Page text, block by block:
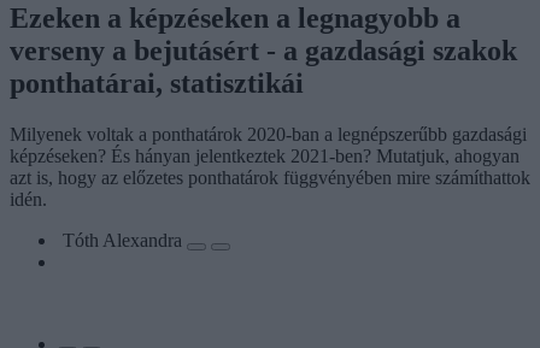
Ezeken a képzéseken a legnagyobb a
verseny a bejutásért - a gazdasági szakok
ponthatárai, statisztikái
Milyenek voltak a ponthatárok 2020-ban a legnépszerűbb gazdasági
képzéseken? És hányan jelentkeztek 2021-ben? Mutatjuk, ahogyan
azt is, hogy az előzetes ponthatárok függvényében mire számíthattok
idén.
Tóth Alexandra